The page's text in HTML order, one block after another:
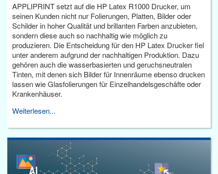
APPLIPRINT setzt auf die HP Latex R1000 Drucker, um
seinen Kunden nicht nur Folierungen, Platten, Bilder oder
Schilder in hoher Qualität und brillanten Farben anzubieten,
sondern diese auch so nachhaltig wie möglich zu
produzieren. Die Entscheidung für den HP Latex Drucker fiel
unter anderem aufgrund der nachhaltigen Produktion. Dazu
gehören auch die wasserbasierten und geruchsneutralen
Tinten, mit denen sich Bilder für Innenräume ebenso drucken
lassen wie Glasfolierungen für Einzelhandelsgeschäfte oder
Krankenhäuser.
Weiterlesen...